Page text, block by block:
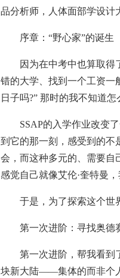
品分析师，人体面部学设计
序章：“野心家”的诞生
因为在中考中也算取得了
错的大学、找到一个工资一
日子吗?” 那时的我不知道
SSAP的入学作业改变了
到它的那一刻，感受到的不
会，而这种多元的、需要自
感觉自己就像艾伦·奎特曼
于是，为了探索这个世界
第一次进阶：寻找奥德
第一次进阶，帮我看到了
块新大陆——集体的而非个